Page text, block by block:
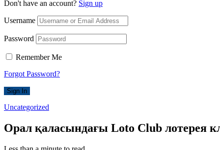
Don't have an account? Sign up
Username
Password
Remember Me
Forgot Password?
Sign In
Uncategorized
Орал қаласындағы Loto Club лотерея